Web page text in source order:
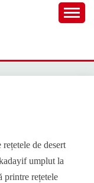
de desert
umplut la
printre rețetele